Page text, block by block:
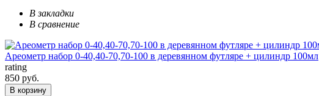
В закладки
В сравнение
Ареометр набор 0-40,40-70,70-100 в деревянном футляре + цилиндр 100мл
rating
850 руб.
В корзину